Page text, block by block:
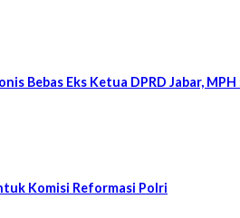
Bebas Eks Ketua DPRD Jabar,
Komisi Reformasi Polri